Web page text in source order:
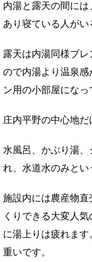
内湯と露天の間に
あり寝ている人がい
露天は内湯同様ブ
ので内湯より温泉
ン用の小部屋になっ
庄内平野の中心地だ
水風呂、かぶり湯
れ、水道水のみとい
施設内には農産物
くりできる大変人
に湯上りは疲れま
重いです。